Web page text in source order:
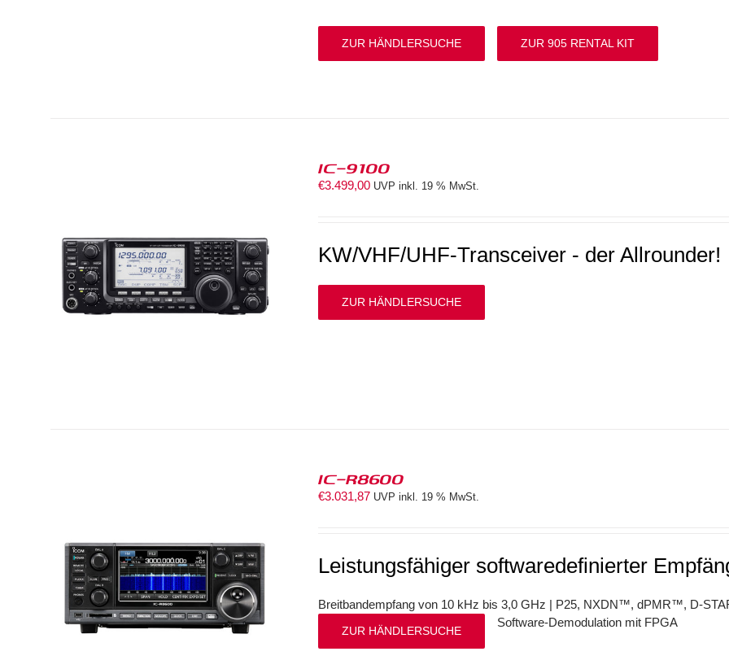
ZUR HÄNDLERSUCHE ZUR 905 RENTAL KIT
IC-9100
€3.499,00 UVP inkl. 19 % MwSt.
KW/VHF/UHF-Transceiver - der Allrounder!
ZUR HÄNDLERSUCHE
IC-R8600
€3.031,87 UVP inkl. 19 % MwSt.
Leistungsfähiger softwaredefinierter
Breitbandempfang von 10 kHz bis 3,0 GHz | P25, NXDN™, dPMR™, D-
Software-Demodulation mit FPGA
ZUR HÄNDLERSUCHE